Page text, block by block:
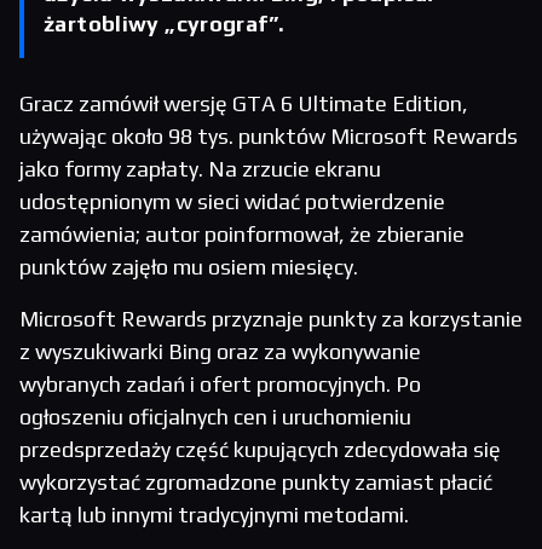
żartobliwy „cyrograf”.
Gracz zamówił wersję GTA 6 Ultimate Edition,
używając około 98 tys. punktów Microsoft Rewards
jako formy zapłaty. Na zrzucie ekranu
udostępnionym w sieci widać potwierdzenie
zamówienia; autor poinformował, że zbieranie
punktów zajęło mu osiem miesięcy.
Microsoft Rewards przyznaje punkty za korzystanie
z wyszukiwarki Bing oraz za wykonywanie
wybranych zadań i ofert promocyjnych. Po
ogłoszeniu oficjalnych cen i uruchomieniu
przedsprzedaży część kupujących zdecydowała się
wykorzystać zgromadzone punkty zamiast płacić
kartą lub innymi tradycyjnymi metodami.